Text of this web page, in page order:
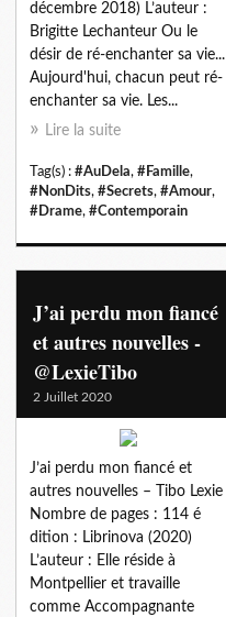
décembre 2018) L’auteur :
Brigitte Lechanteur Ou le
désir de ré-enchanter sa vie...
Aujourd'hui, chacun peut ré-
enchanter sa vie. Les...
Lire la suite
Tag(s) : #AuDela, #Famille,
#NonDits, #Secrets, #Amour,
#Drame, #Contemporain
J’ai perdu mon fiancé
et autres nouvelles -
@LexieTibo
2 Juillet 2020
J’ai perdu mon fiancé et
autres nouvelles – Tibo Lexie
Nombre de pages : 114 é
dition : Librinova (2020)
L’auteur : Elle réside à
Montpellier et travaille
comme Accompagnante